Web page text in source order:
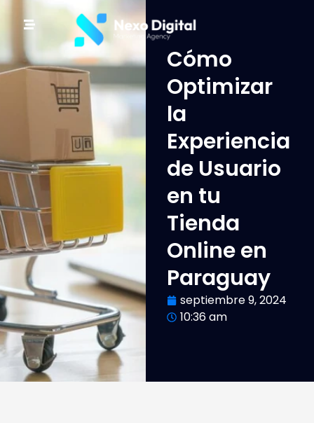
Cómo
Optimizar
la
Experiencia
de Usuario
en tu
Tienda
Online en
Paraguay
septiembre 9, 2024
10:36 am